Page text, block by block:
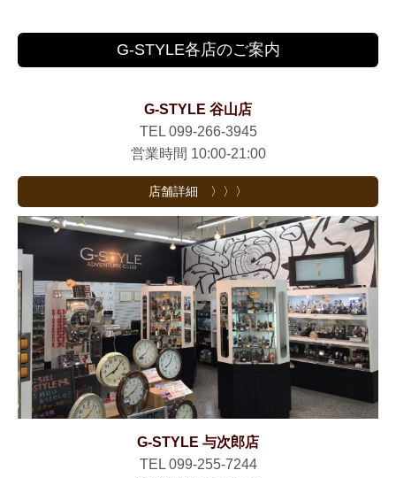
G-STYLE各店のご案内
G-STYLE 谷山店
TEL 099-266-3945
営業時間 10:00-21:00
店舗詳細 〉〉〉
G-STYLE 与次郎店
TEL 099-255-7244